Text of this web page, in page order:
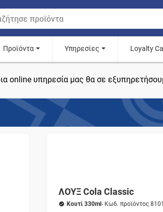
Προϊόντα Υπηρεσίες Loyalty
online υπηρεσία μας θα σε
ΛΟΥΞ Cola Classic
Κουτί 330ml - Κωδ. προϊόντος